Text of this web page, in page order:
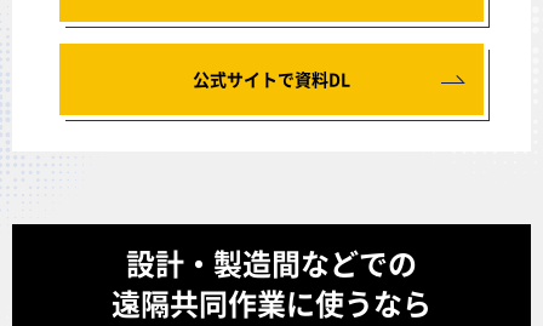
公式サイトで資料DL
設計・製造間などでの
遠隔共同作業に使うなら